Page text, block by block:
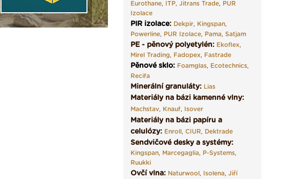
Eurothane, ITP, Jitrans Trade, PUR
Izolace
PIR izolace: Dekpir, Kingspan,
Powerline, PUR Izolace, Pama, Satjam
PE - pěnový polyetylén: Ekoflex,
Mirel Trading, Fadopex, Fastrade
Pěnové sklo: Foamglas, Ecotechnics,
Recifa
Minerální granuláty: Lias
Materiály na bázi kamenné vlny:
Machstav, Knauf, Isover
Materiály na bázi papíru a
celulózy: Enroll, CIUR, Dektrade
Sendvičové desky a systémy:
Kingspan, Marcegaglia, P-Systems,
Ruukki
Ovčí vlna: Naturwool, Isolena, Jiří